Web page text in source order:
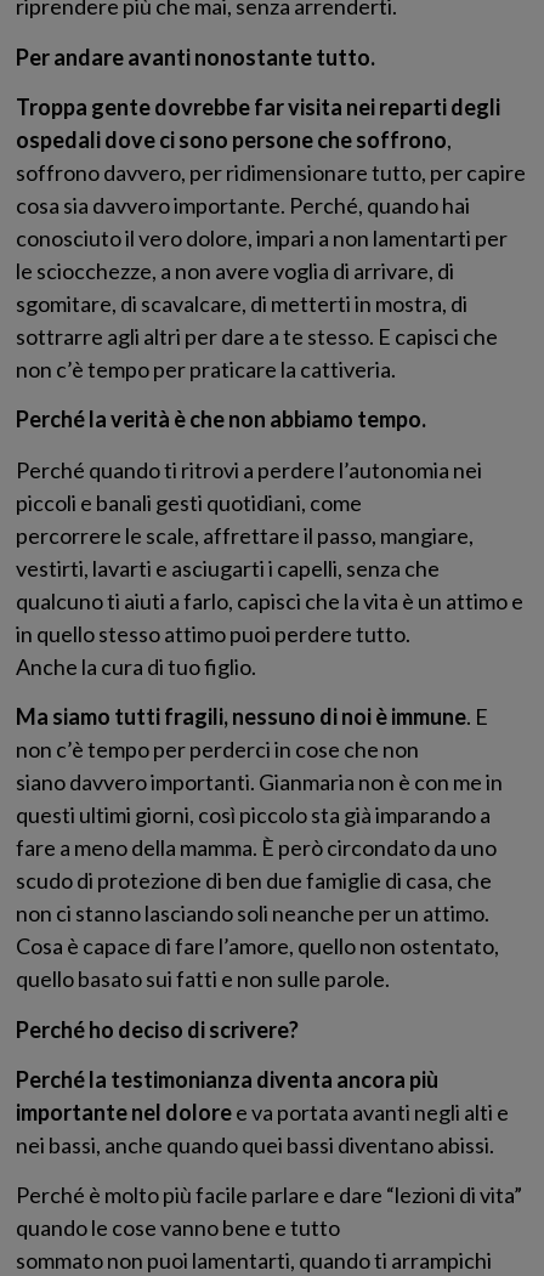
riprendere più che mai, senza arrenderti.
Per andare avanti nonostante tutto.
Troppa gente dovrebbe far visita nei reparti degli
ospedali dove ci sono persone che soffrono,
soffrono davvero, per ridimensionare tutto, per capire
cosa sia davvero importante. Perché, quando hai
conosciuto il vero dolore, impari a non lamentarti per
le sciocchezze, a non avere voglia di arrivare, di
sgomitare, di scavalcare, di metterti in mostra, di
sottrarre agli altri per dare a te stesso. E capisci che
non c’è tempo per praticare la cattiveria.
Perché la verità è che non abbiamo tempo.
Perché quando ti ritrovi a perdere l’autonomia nei
piccoli e banali gesti quotidiani, come
percorrere le scale, affrettare il passo, mangiare,
vestirti, lavarti e asciugarti i capelli, senza che
qualcuno ti aiuti a farlo, capisci che la vita è un attimo e
in quello stesso attimo puoi perdere tutto.
Anche la cura di tuo figlio.
Ma siamo tutti fragili, nessuno di noi è immune. E
non c’è tempo per perderci in cose che non
siano davvero importanti. Gianmaria non è con me in
questi ultimi giorni, così piccolo sta già imparando a
fare a meno della mamma. È però circondato da uno
scudo di protezione di ben due famiglie di casa, che
non ci stanno lasciando soli neanche per un attimo.
Cosa è capace di fare l’amore, quello non ostentato,
quello basato sui fatti e non sulle parole.
Perché ho deciso di scrivere?
Perché la testimonianza diventa ancora più
importante nel doloree va portata avanti negli alti e
nei bassi, anche quando quei bassi diventano abissi.
Perché è molto più facile parlare e dare “lezioni di vita”
quando le cose vanno bene e tutto
sommato non puoi lamentarti, quando ti arrampichi